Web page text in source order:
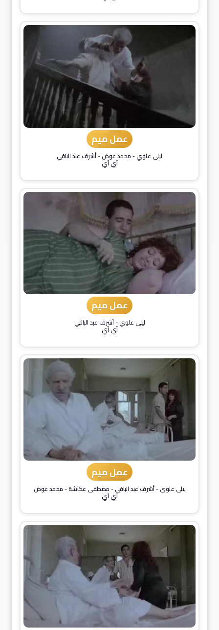
عمل ميم
ليلى علوي-محمد عوض-أشرف عبد الباقي
آي آي
عمل ميم
ليلى علوي-أشرف عبد الباقي
آي آي
عمل ميم
ليلى علوي-أشرف عبد الباقي-مصطفى عكاشة-محمد عوض
آي آي